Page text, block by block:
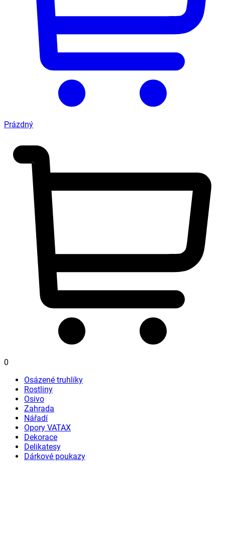
Prázdný
0
Osázené truhlíky
Rostliny
Osivo
Zahrada
Nářadí
Opory VATAX
Dekorace
Delikatesy
Dárkové poukazy